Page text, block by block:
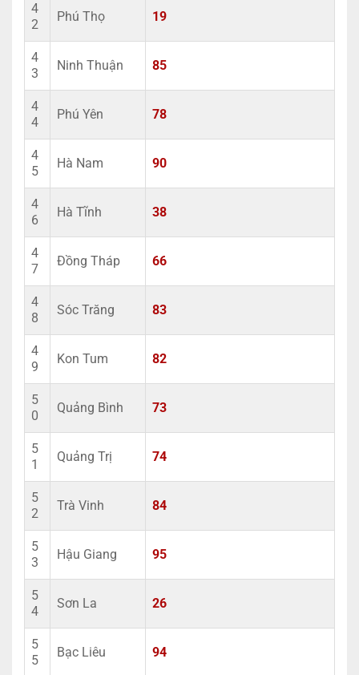
4
2
Phú Thọ 19
4
3
Ninh Thuận 85
4
4
Phú Yên 78
4
5
Hà Nam 90
4
6
Hà Tĩnh 38
4
7
Đồng Tháp 66
4
8
Sóc Trăng 83
4
9
Kon Tum 82
5
0
Quảng Bình 73
5
1
Quảng Trị 74
5
2
Trà Vinh 84
5
3
Hậu Giang 95
5
4
Sơn La 26
5
5
Bạc Liêu 94